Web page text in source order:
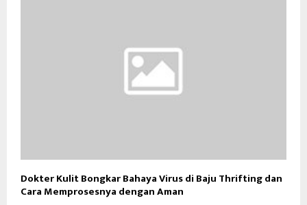
Dokter Kulit Bongkar Bahaya Virus di Baju Thrifting dan
Cara Memprosesnya dengan Aman